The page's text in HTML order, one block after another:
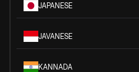
JAPANESE
JAVANESE
KANNADA